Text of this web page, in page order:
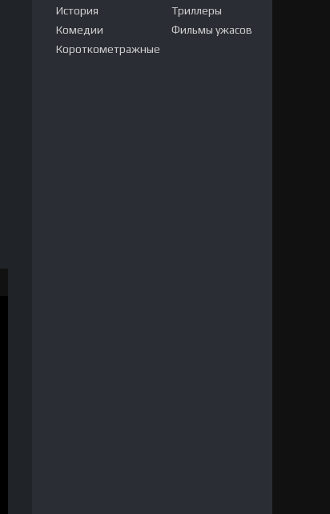
История
Комедии
Короткометражные
Триллеры
Фильмы ужасов